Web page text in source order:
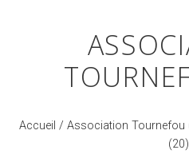
Accueil / Association Tournefou
(20)